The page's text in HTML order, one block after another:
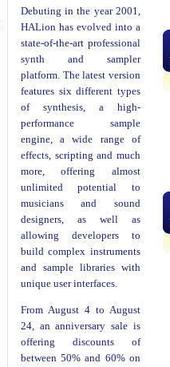
Debuting in the year 2001,
HALion has evolved into a
state-of-the-art professional
synth and sampler
platform. The latest version
features six different types
of synthesis, a high-
performance sample
engine, a wide range of
effects, scripting and much
more, offering almost
unlimited potential to
musicians and sound
designers, as well as
allowing developers to
build complex instruments
and sample libraries with
unique user interfaces.
From August 4 to August
24, an anniversary sale is
offering discounts of
between 50% and 60% on